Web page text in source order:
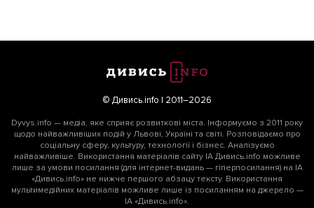
© Дивись.info | 2011–2026
Dyvys.info — медіа, яке сприяє розвиткові міста. Інформуємо з 2011 року
щодо найважливіших подій у Львові, Україні та світі. Розповідаємо про
соціальну сферу, культуру, технології і бізнес. Аналізуємо
найважливіше. Використання матеріалів сайту ІА Дивись.info можливе
лише за умови посилання (для інтернет-видань — гіперпосилання) на ІА
«Дивись.info» не нижче першого абзацу тексту. Використання
мультимедійних матеріалів можливе лише із посиланням на джерело —
ІА «Дивись.info».